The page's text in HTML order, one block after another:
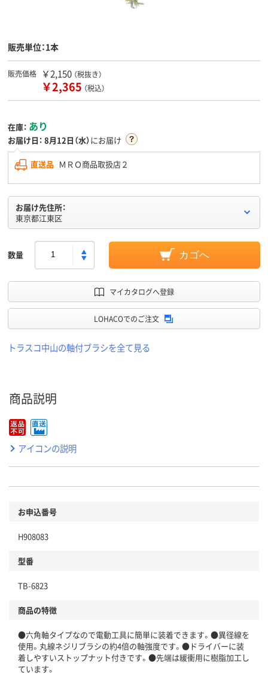
販売単位：1本
販売価格 ￥2,150 （税抜き）
￥2,365 （税込）
在庫： あり
お届け日： 8月12日（水）にお届け
直送品 ＭＲＯ商品取扱店２
お届け先住所：
東京都江東区
数量 カゴへ
マイカタログへ登録
LOHACOでのご注文
トラスコ中山の軸付ブラシを全て見る
商品説明
アイコンの説明
お申込番号
H908083
型番
TB-6823
商品の特徴
●六角軸タイプなので電動工具に簡単に装着できます。●異径線を
使用。丸線ネジリブラシの約4倍の軸強度です。●ドライバーに装
着しやすいストップナット付きです。●先端は緩衝用に樹脂加工し
ています。